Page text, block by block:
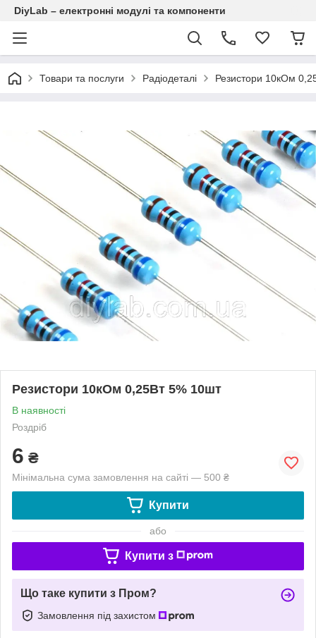
DiyLab – електронні модулі та компоненти
Товари та послуги Радіодеталі Резистори 10кОм
Резистори 10кОм 0,25Вт 5% 10шт
В наявності
Роздріб
6 ₴
Мінімальна сума замовлення на сайті — 500 ₴
Купити
або
Купити з
Що таке купити з Пром?
Замовлення під захистом